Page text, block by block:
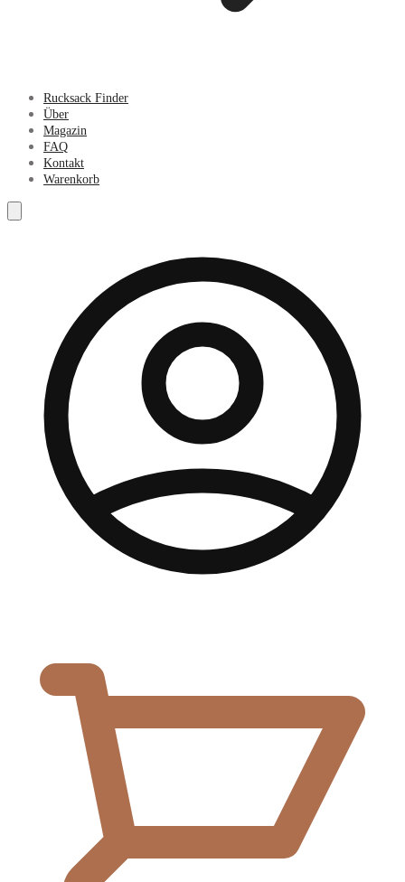
Rucksack Finder
Über
Magazin
FAQ
Kontakt
Warenkorb